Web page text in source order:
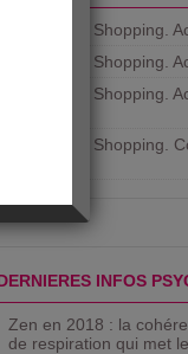
Aujourdhui Shopping.
Aujourdhui Shopping.
Aujourdhui Shopping.
Aujourdhui Shopping.
INFOS
Zen en 2018 : la
de respiration qui met